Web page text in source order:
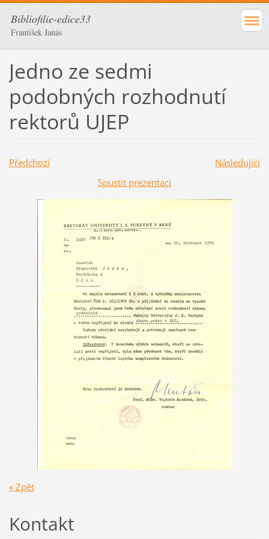
Bibliofilie-edice33
František Janás
Jedno ze sedmi
podobných rozhodnutí
rektorů UJEP
Předchozí
Následující
Spustit prezentaci
« Zpět
Kontakt